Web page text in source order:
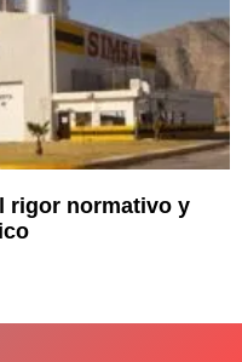
rigor normativo y